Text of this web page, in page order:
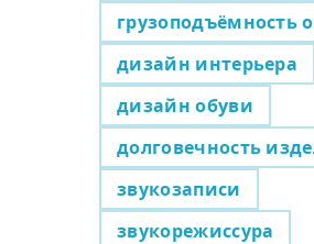
грузоподъёмность
дизайн интерьера
дизайн обуви
долговечность
звукозаписи
звукорежиссура